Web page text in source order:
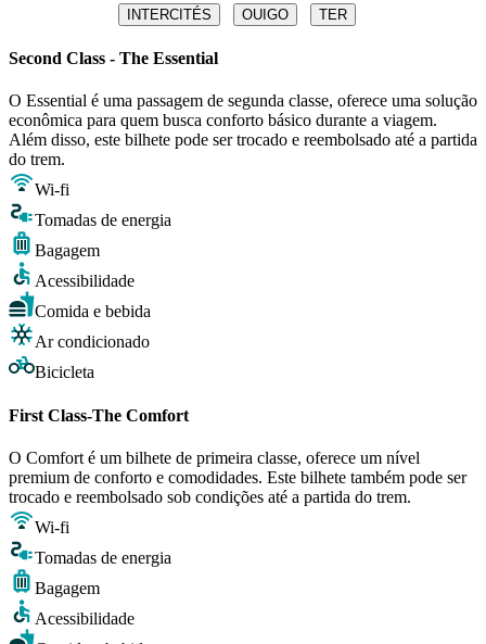
INTERCITÉS OUIGO TER
Second Class - The Essential
O Essential é uma passagem de segunda classe, oferece uma solução
econômica para quem busca conforto básico durante a viagem.
Além disso, este bilhete pode ser trocado e reembolsado até a partida
do trem.
Wi-fi
Tomadas de energia
Bagagem
Acessibilidade
Comida e bebida
Ar condicionado
Bicicleta
First Class-The Comfort
O Comfort é um bilhete de primeira classe, oferece um nível
premium de conforto e comodidades. Este bilhete também pode ser
trocado e reembolsado sob condições até a partida do trem.
Wi-fi
Tomadas de energia
Bagagem
Acessibilidade